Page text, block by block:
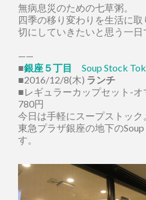
無病息災のための七草粥。
四季の移り変わりを生活に
切にしていきたいと思う一日
——
■銀座５丁目
Soup Stock
■2016/12/8(木) ランチ
■レギュラーカップセット-
780円
今日は手軽にスープストック
東急プラザ銀座の地下の
す。